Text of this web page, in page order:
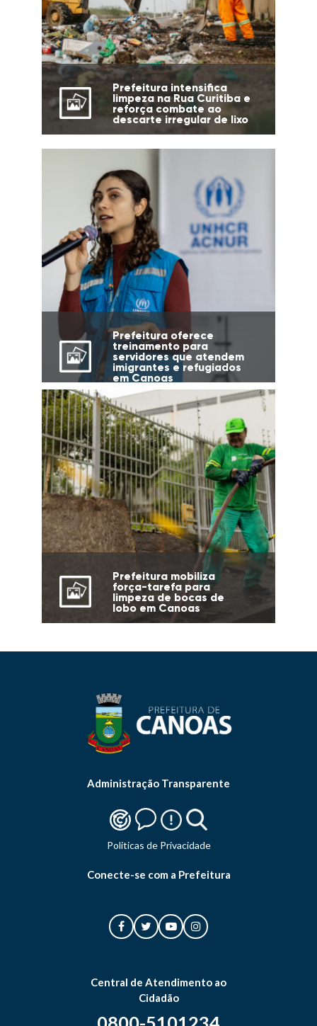
Prefeitura intensifica
limpeza na Rua Curitiba e
reforça combate ao
descarte irregular de lixo
Prefeitura oferece
treinamento para
servidores que atendem
imigrantes e refugiados
em Canoas
Prefeitura mobiliza
força-tarefa para
limpeza de bocas de
lobo em Canoas
Administração Transparente
Politicas de Privacidade
Conecte-se com a Prefeitura
Central de Atendimento ao
Cidadão